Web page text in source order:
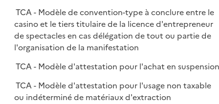
TCA - Modèle de convention-type à conclure entre le
casino et le tiers titulaire de la licence d'entrepreneur
de spectacles en cas délégation de tout ou partie de
l'organisation de la manifestation
TCA - Modèle d'attestation pour l'achat en
TCA - Modèle d'attestation pour l'usage non taxable
ou indéterminé de matériaux d'extraction